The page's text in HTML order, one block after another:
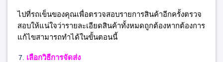
ไปที่รถเข็นของคุณเพื่อตรวจสอบรายการสินค้าอีกครั้งตรวจ
สอบให้แน่ใจว่ารายละเอียดสินค้าทั้งหมดถูกต้องหากต้องการ
แก้ไขสามารถทำได้ในขั้นตอนนี้
เลือกวิธีการจัดส่ง